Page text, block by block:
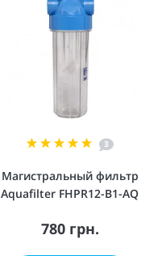
3
Магистральный фильтр
Aquafilter FHPR12-B1-AQ
780 грн.